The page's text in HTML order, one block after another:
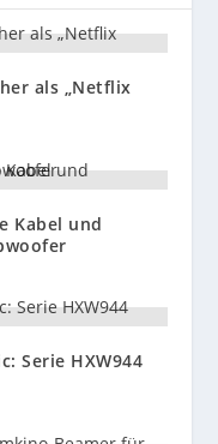
als „Netflix
Kabel und
Serie HXW944